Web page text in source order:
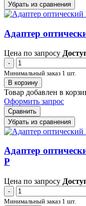
Убрать из сравнения
Адаптер
Цена по запросу
-
Минимальный заказ 1 шт.
В корзину
Товар добавлен в
Оформить запрос
Сравнить
Убрать из сравнения
Адаптер
P
Цена по запросу
-
Минимальный заказ 1 шт.